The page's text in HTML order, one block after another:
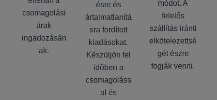
csomagolási
árak
ingadozásán
ak.
ésre és
ártalmatlanítá
sra fordított
kiadásokat.
Készüljön fel
időben a
csomagoláss
al és
módot. A
felelős
szállítás iránti
elkötelezettsé
gét észre
fogják venni.